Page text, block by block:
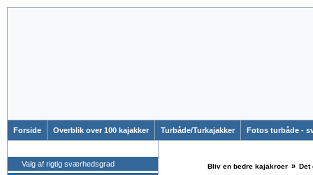
Forside Overblik over 100 kajakker Turbåde/Turkajakker Fotos turbåde -
Valg af rigtig sværhedsgrad
Bliv en bedre kajakroer » Det